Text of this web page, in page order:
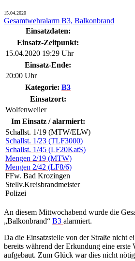
15.04.2020
Gesamtwehralarm B3, Balkonbrand
Einsatzdaten:
Einsatz-Zeitpunkt:
15.04.2020 19:29 Uhr
Einsatz-Ende:
20:00 Uhr
Kategorie: B3
Einsatzort:
Wolfenweiler
Im Einsatz / alarmiert:
Schallst. 1/19 (MTW/ELW)
Schallst. 1/23 (TLF3000)
Schallst. 1/45 (LF20KatS)
Mengen 2/19 (MTW)
Mengen 2/42 (LF8/6)
FFw. Bad Krozingen
Stellv.Kreisbrandmeister
Polizei
An diesem Mittwochabend wurde die
„Balkonbrand“ B3 alarmiert.
Da die Einsatzstelle von der Straße nicht
bereits während der Erkundung eine erste
aufgebaut. Zum Glück war dies nicht